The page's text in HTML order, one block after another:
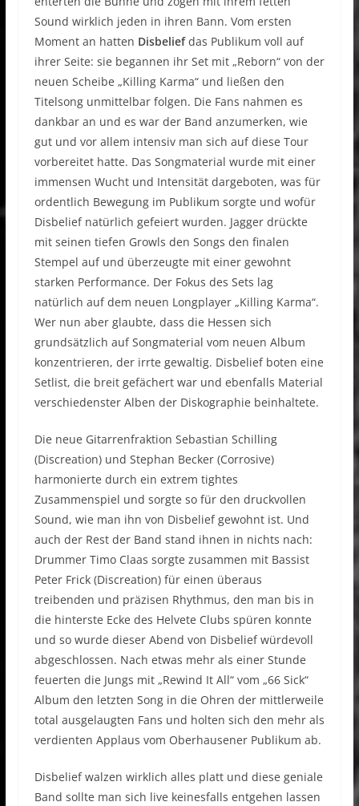
Sound wirklich jeden in ihren Bann. Vom ersten
Moment an hatten Disbeliefdas Publikum voll auf
ihrer Seite: sie begannen ihr Set mit „Reborn“ von der
neuen Scheibe „Killing Karma“ und ließen den
Titelsong unmittelbar folgen. Die Fans nahmen es
dankbar an und es war der Band anzumerken, wie
gut und vor allem intensiv man sich auf diese Tour
vorbereitet hatte. Das Songmaterial wurde mit einer
immensen Wucht und Intensität dargeboten, was für
ordentlich Bewegung im Publikum sorgte und wofür
Disbelief natürlich gefeiert wurden. Jagger drückte
mit seinen tiefen Growls den Songs den finalen
Stempel auf und überzeugte mit einer gewohnt
starken Performance. Der Fokus des Sets lag
natürlich auf dem neuen Longplayer „Killing Karma“.
Wer nun aber glaubte, dass die Hessen sich
grundsätzlich auf Songmaterial vom neuen Album
konzentrieren, der irrte gewaltig. Disbelief boten eine
Setlist, die breit gefächert war und ebenfalls Material
verschiedenster Alben der Diskographie beinhaltete.
Die neue Gitarrenfraktion Sebastian Schilling
(Discreation) und Stephan Becker (Corrosive)
harmonierte durch ein extrem tightes
Zusammenspiel und sorgte so für den druckvollen
Sound, wie man ihn von Disbelief gewohnt ist. Und
auch der Rest der Band stand ihnen in nichts nach:
Drummer Timo Claas sorgte zusammen mit Bassist
Peter Frick (Discreation) für einen überaus
treibenden und präzisen Rhythmus, den man bis in
die hinterste Ecke des Helvete Clubs spüren konnte
und so wurde dieser Abend von Disbelief würdevoll
abgeschlossen. Nach etwas mehr als einer Stunde
feuerten die Jungs mit „Rewind It All“ vom „66 Sick“
Album den letzten Song in die Ohren der mittlerweile
total ausgelaugten Fans und holten sich den mehr als
verdienten Applaus vom Oberhausener Publikum ab.
Disbelief walzen wirklich alles platt und diese geniale
Band sollte man sich live keinesfalls entgehen lassen